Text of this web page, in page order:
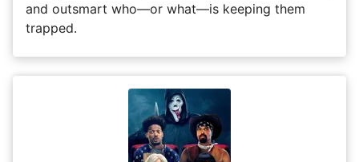
and outsmart who—or what—is keeping them
trapped.